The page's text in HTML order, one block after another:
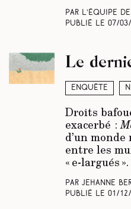
Par L’équipe
Publié le 07/
Enquête
Le
Droits
exacerbé :
d’un
entre les
« e-largués ».
Par Jehanne
Publié le 01/